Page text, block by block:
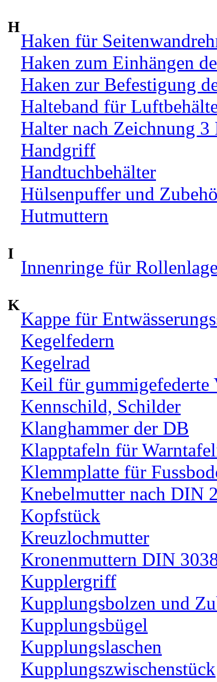
H
Haken für
Haken zum Einhängen
Haken zur Befestigung
Halteband für
Halter nach Zeichnung
Handgriff
Handtuchbehälter
Hülsenpuffer und
Hutmuttern
I
Innenringe für
K
Kappe für
Kegelfedern
Kegelrad
Keil für gummigefederte
Kennschild, Schilder
Klanghammer der DB
Klapptafeln für
Klemmplatte für
Knebelmutter nach DIN
Kopfstück
Kreuzlochmutter
Kronenmuttern DIN
Kupplergriff
Kupplungsbolzen und
Kupplungsbügel
Kupplungslaschen
Kupplungszwischenstück